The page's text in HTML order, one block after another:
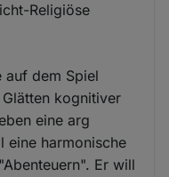
Religiöse
auf dem Spiel
kognitiver
eine arg
eine harmonische
Er will